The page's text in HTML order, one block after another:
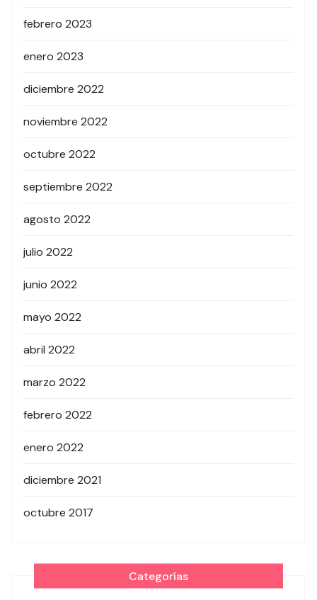
febrero 2023
enero 2023
diciembre 2022
noviembre 2022
octubre 2022
septiembre 2022
agosto 2022
julio 2022
junio 2022
mayo 2022
abril 2022
marzo 2022
febrero 2022
enero 2022
diciembre 2021
octubre 2017
Categorías